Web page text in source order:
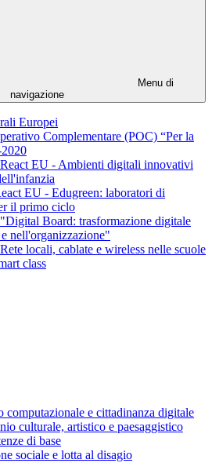
Menu di
navigazione
Europei
Complementare (POC) “Per la
EU - Ambienti digitali innovativi
EU - Edugreen: laboratori di
il primo ciclo
Board: trasformazione digitale
nell'organizzazione"
locali, cablate e wireless nelle scuole
class
computazionale e cittadinanza digitale
culturale, artistico e paesaggistico
di base
sociale e lotta al disagio